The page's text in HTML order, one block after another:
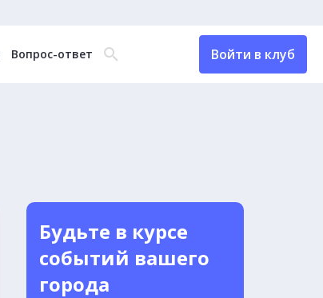
Вопрос-ответ Войти в клуб
Будьте в курсе
событий вашего
города